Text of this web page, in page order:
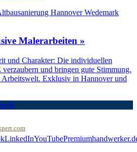
Malerarbeiten »
und Charakter: Die individuellen
und bringen gute Stimmung.
Exklusiv in Hannover und
d)
LinkedInYouTube